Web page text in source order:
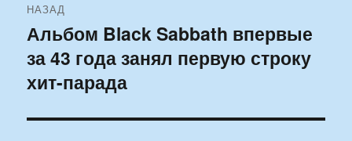
по
записям
НАЗАД
Предыдущая
запись:
Альбом Black Sabbath впервые
за 43 года занял первую строку
хит-парада